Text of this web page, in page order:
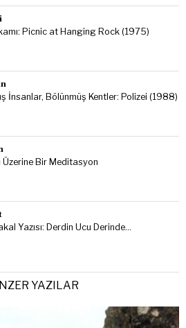
Picnic at Hanging Rock (1975)
İnsanlar, Bölünmüş Kentler: Polizei (1988)
Üzerine Bir Meditasyon
Yazısı: Derdin Ucu Derinde…
YAZILAR